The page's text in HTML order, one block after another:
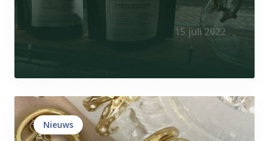
15 juli 2022
Nieuws